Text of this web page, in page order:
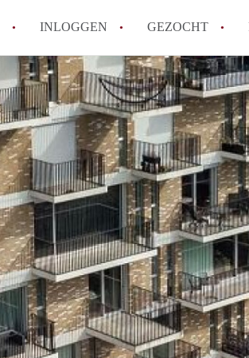
INLOGGEN GEZOCHT
How to translate
Wat is KamerAmersfoort?
Wat is de privacyverklaring
Berekent KamerAmersfoort
Is KamerAmersfoort
in Amersfoort?
Alle veelgestelde vragen